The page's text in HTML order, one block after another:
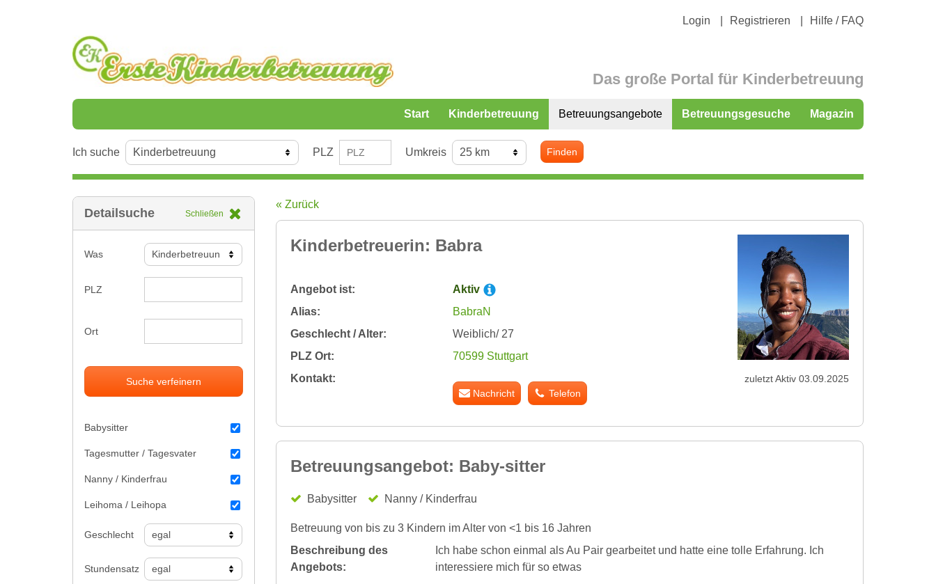
Login Registrieren Hilfe / FAQ
Das große Portal für Kinderbetreuung
Start Kinderbetreuung Betreuungsangebote Betreuungsgesuche Magazin
Ich suche PLZ Umkreis Finden
Detailsuche Schließen
Was
PLZ
Ort
Suche verfeinern
Babysitter
Tagesmutter / Tagesvater
Nanny / Kinderfrau
Leihoma / Leihopa
Geschlecht
Stundensatz
« Zurück
Kinderbetreuerin: Babra
Angebot ist:
Aktiv
Alias:
BabraN
Geschlecht / Alter:
Weiblich/ 27
PLZ Ort:
70599 Stuttgart
Kontakt:
Nachricht Telefon
zuletzt Aktiv 03.09.2025
Betreuungsangebot: Baby-sitter
Babysitter Nanny / Kinderfrau
Betreuung von bis zu 3 Kindern im Alter von <1 bis 16 Jahren
Beschreibung des
Angebots:
Ich habe schon einmal als Au Pair gearbeitet und hatte eine tolle Erfahrung. Ich
interessiere mich für so etwas